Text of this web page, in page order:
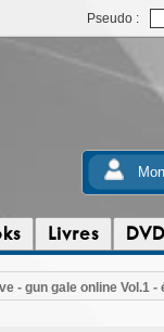
Pseudo :
Livres DVD
- gun gale online Vol.1